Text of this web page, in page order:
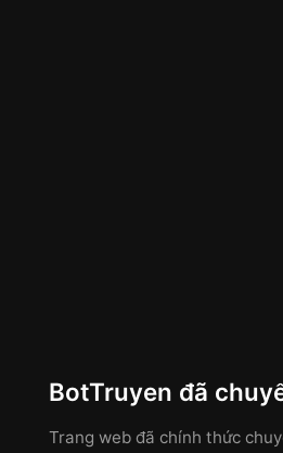
BotTruyen đã
Trang web đã chính thức